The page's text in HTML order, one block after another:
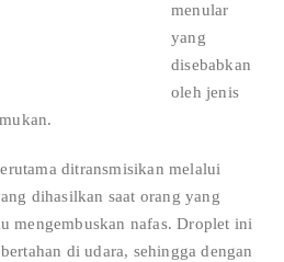
menular
yang
disebabkan
oleh jenis
ditransmisikan melalui
dihasilkan saat orang yang
mengembuskan nafas. Droplet ini
di udara, sehingga dengan